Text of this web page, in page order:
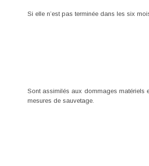
Si elle n’est pas terminée dans les six
Sont assimilés aux dommages matériels
mesures de sauvetage.